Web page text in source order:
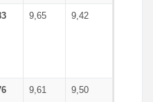
9,65 9,42
9,61 9,50